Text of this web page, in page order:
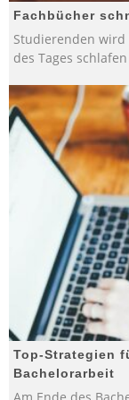
Fachbücher
Studierenden wird
des Tages
Top-Strategien
Bachelorarbeit
Am Ende des